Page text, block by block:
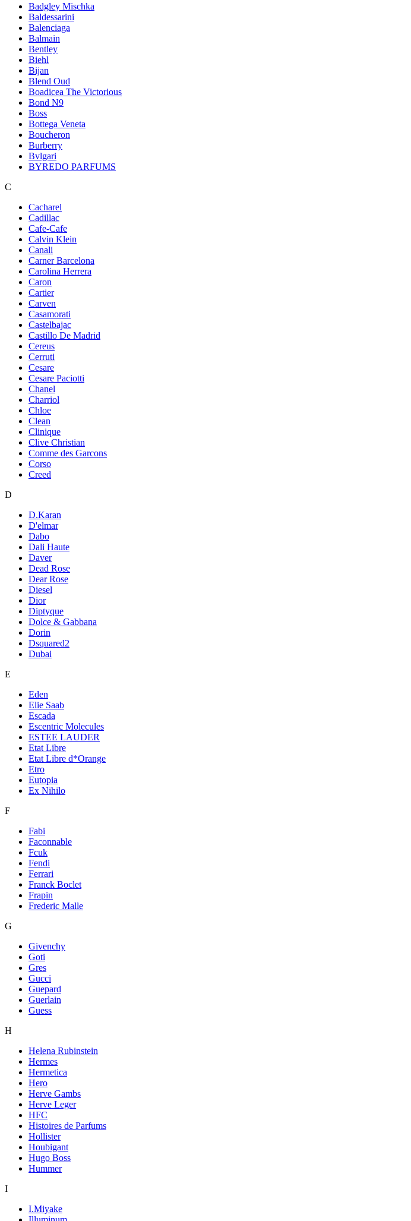
Badgley Mischka
Baldessarini
Balenciaga
Balmain
Bentley
Biehl
Bijan
Blend Oud
Boadicea The Victorious
Bond N9
Boss
Bottega Veneta
Boucheron
Burberry
Bvlgari
BYREDO PARFUMS
C
Cacharel
Cadillac
Cafe-Cafe
Calvin Klein
Canali
Carner Barcelona
Carolina Herrera
Caron
Cartier
Carven
Casamorati
Castelbajac
Castillo De Madrid
Cereus
Cerruti
Cesare
Cesare Paciotti
Chanel
Charriol
Chloe
Clean
Clinique
Clive Christian
Comme des Garcons
Corso
Creed
D
D.Karan
D'elmar
Dabo
Dali Haute
Daver
Dead Rose
Dear Rose
Diesel
Dior
Diptyque
Dolce & Gabbana
Dorin
Dsquared2
Dubai
E
Eden
Elie Saab
Escada
Escentric Molecules
ESTEE LAUDER
Etat Libre
Etat Libre d*Orange
Etro
Eutopia
Ex Nihilo
F
Fabi
Faconnable
Fcuk
Fendi
Ferrari
Franck Boclet
Frapin
Frederic Malle
G
Givenchy
Goti
Gres
Gucci
Guepard
Guerlain
Guess
H
Helena Rubinstein
Hermes
Hermetica
Hero
Herve Gambs
Herve Leger
HFC
Histoires de Parfums
Hollister
Houbigant
Hugo Boss
Hummer
I
I.Miyake